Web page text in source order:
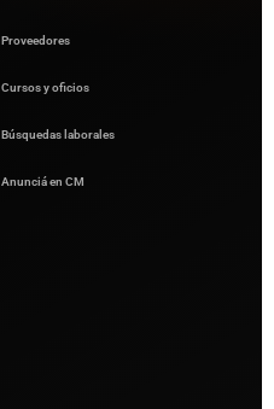
Proveedores
Cursos y oficios
Búsquedas laborales
Anunciá en CM